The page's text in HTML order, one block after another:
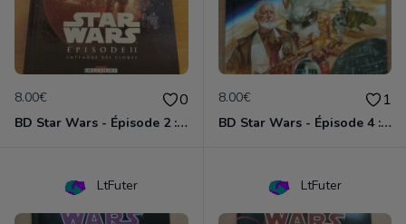
8.00€ 0
BD Star Wars - Épisode 2 : l'attaque des clones
8.00€ 1
BD Star Wars - Épisode 4 : Un nouvel espoir
LtFuter LtFuter